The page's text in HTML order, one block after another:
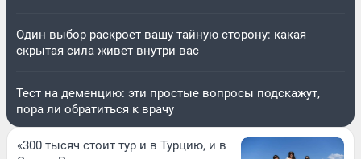
Один выбор раскроет вашу тайную сторону: какая
скрытая сила живет внутри вас
Тест на деменцию: эти простые вопросы подскажут,
пора ли обратиться к врачу
«300 тысяч стоит тур и в Турцию, и в